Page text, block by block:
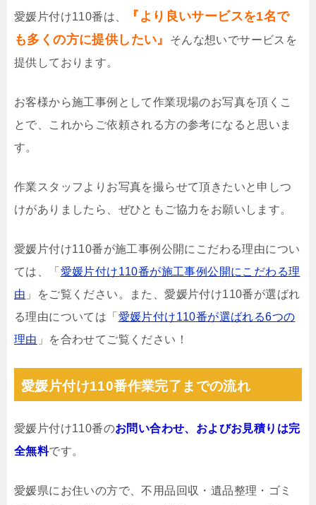
愛媛片付け110番は、
『より良いサービスを1名で
も多くの方に提供したい』
そんな想いでサービスを
提供しております。
お客様から施工事例として作業現場のお写真を頂くこ
とで、これからご依頼される方の参考になると思いま
す。
作業スタッフよりお写真を撮らせて頂きたいと申しつ
けがありましたら、ぜひともご協力をお願いします。
愛媛片付け110番が施工事例公開にこだわる理由につい
ては、「 愛媛片付け110番が施工事例公開にこだわる理
由 」をご覧ください。また、愛媛片付け110番が選ばれ
る理由については「 愛媛片付け110番が選ばれる6つの
理由 」を合わせてご覧ください！
愛媛片付け110番作業完了までの流れ
愛媛片付け110番のお問い合わせ、およびお見積りは完
全無料です。
愛媛県にお住いの方で、不用品回収・遺品整理・ゴミ